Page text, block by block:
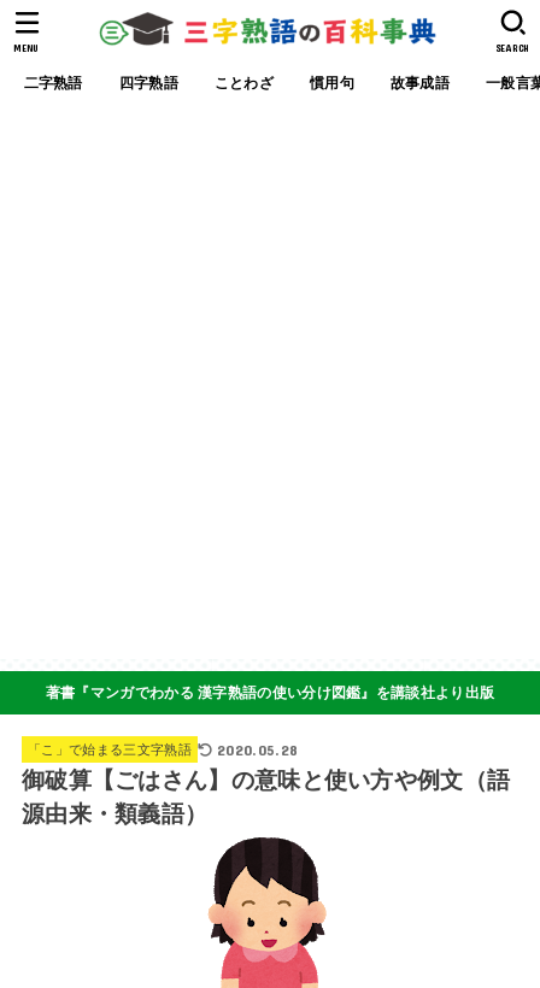
二字熟語 四字熟語 ことわざ 慣用句 故事成語 一般言
SEARCH
MENU
著書『マンガでわかる 漢字熟語の使い分け図鑑』を講談社より出版
「こ」で始まる三文字熟語 2020.05.28
御破算【ごはさん】の意味と使い方や例文（語
源由来・類義語）